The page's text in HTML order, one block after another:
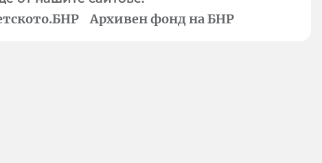
Архивен фонд на БНР